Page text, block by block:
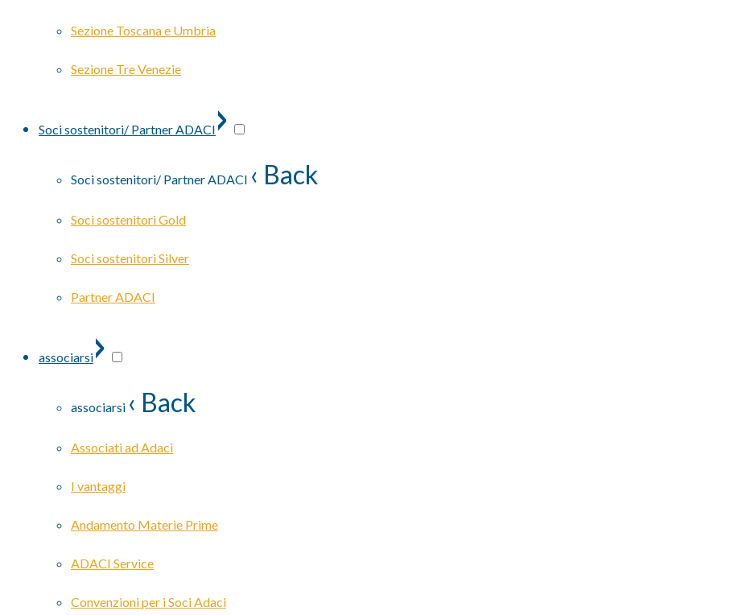
Sezione Toscana e Umbria
Sezione Tre Venezie
Soci sostenitori/ Partner ADACI ›
Soci sostenitori/ Partner ADACI ‹ Back
Soci sostenitori Gold
Soci sostenitori Silver
Partner ADACI
associarsi›
associarsi ‹ Back
Associati ad Adaci
I vantaggi
Andamento Materie Prime
ADACI Service
Convenzioni per i Soci Adaci